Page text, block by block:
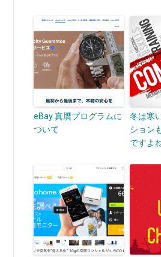
eBay 真贋プログラムに
ついて
冬は寒
ション
ですよ